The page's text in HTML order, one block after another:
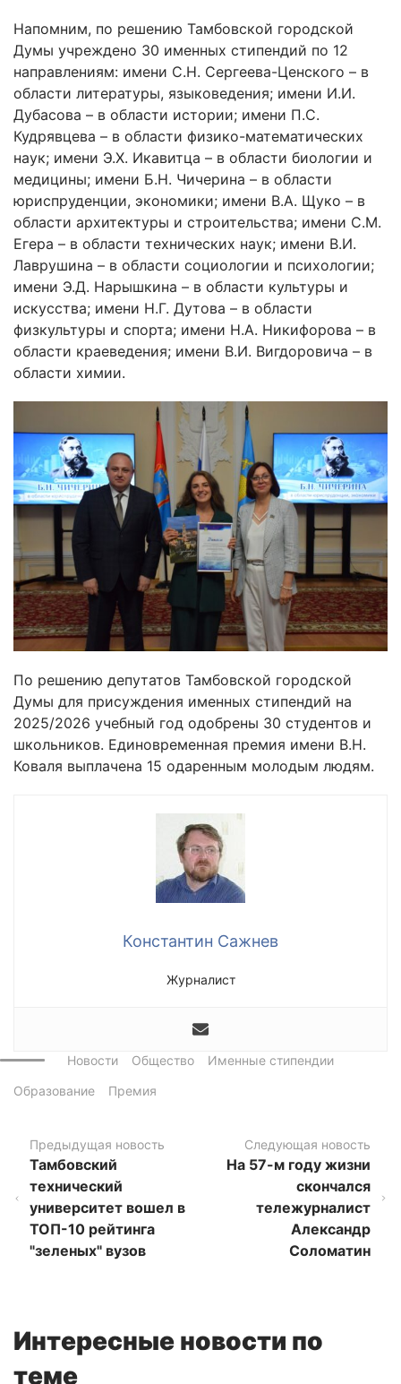
Напомним, по решению Тамбовской городской
Думы учреждено 30 именных стипендий по 12
направлениям: имени С.Н. Сергеева-Ценского – в
области литературы, языковедения; имени И.И.
Дубасова – в области истории; имени П.С.
Кудрявцева – в области физико-математических
наук; имени Э.Х. Икавитца – в области биологии и
медицины; имени Б.Н. Чичерина – в области
юриспруденции, экономики; имени В.А. Щуко – в
области архитектуры и строительства; имени С.М.
Егера – в области технических наук; имени В.И.
Лаврушина – в области социологии и психологии;
имени Э.Д. Нарышкина – в области культуры и
искусства; имени Н.Г. Дутова – в области
физкультуры и спорта; имени Н.А. Никифорова – в
области краеведения; имени В.И. Вигдоровича – в
области химии.
По решению депутатов Тамбовской городской
Думы для присуждения именных стипендий на
2025/2026 учебный год одобрены 30 студентов и
школьников. Единовременная премия имени В.Н.
Коваля выплачена 15 одаренным молодым людям.
Константин Сажнев
Журналист
Новости Общество
Именные стипендии
Образование
Премия
Предыдущая новость
Тамбовский
технический
университет вошел в
ТОП-10 рейтинга
"зеленых" вузов
Следующая новость
На 57-м году жизни
скончался
тележурналист
Александр
Соломатин
Интересные новости по
теме